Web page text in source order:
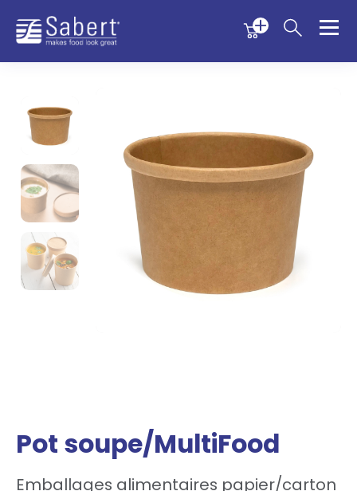
Menu
Sabert
Pot soupe/MultiFood
Emballages alimentaires papier/carton